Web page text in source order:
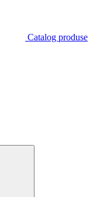
Catalog produse